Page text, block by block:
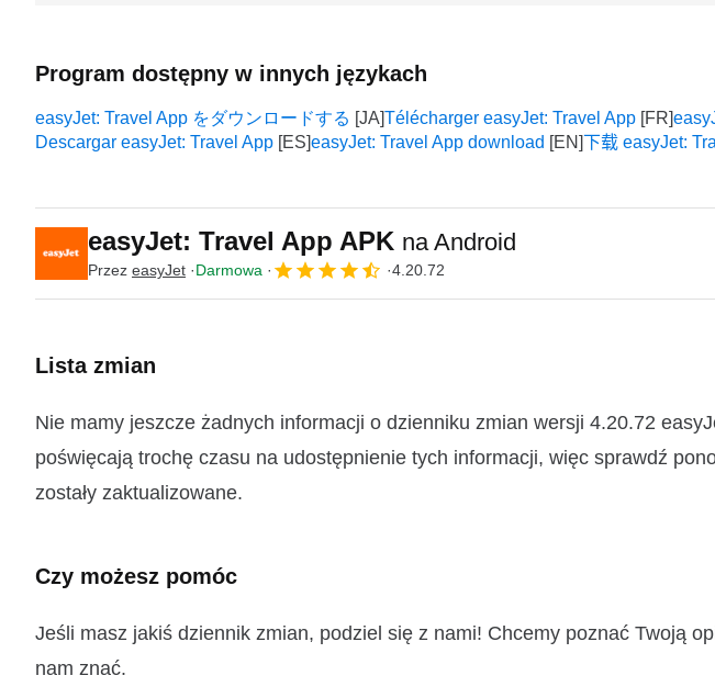
Program dostępny w innych językach
easyJet: Travel App をダウンロードする Télécharger easyJet: Travel App
Descargar easyJet: Travel App
easyJet: Travel App download 下载 easyJet:
easyJet: Travel App APK na Android
Przez easyJet Darmowa 4.20.72
Lista zmian
Nie mamy jeszcze żadnych informacji o dzienniku zmian wersji 4.20.72
poświęcają trochę czasu na udostępnienie tych informacji, więc sprawdź
zostały zaktualizowane.
Czy możesz pomóc
Jeśli masz jakiś dziennik zmian, podziel się z nami! Chcemy poznać Twoją
nam znać.